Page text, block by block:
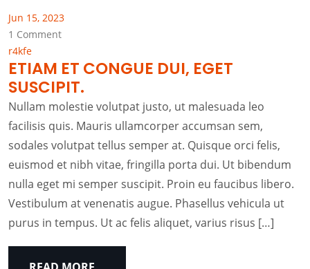
Jun 15, 2023
1 Comment
r4kfe
ETIAM ET CONGUE DUI, EGET
SUSCIPIT.
Nullam molestie volutpat justo, ut malesuada leo
facilisis quis. Mauris ullamcorper accumsan sem,
sodales volutpat tellus semper at. Quisque orci felis,
euismod et nibh vitae, fringilla porta dui. Ut bibendum
nulla eget mi semper suscipit. Proin eu faucibus libero.
Vestibulum at venenatis augue. Phasellus vehicula ut
purus in tempus. Ut ac felis aliquet, varius risus […]